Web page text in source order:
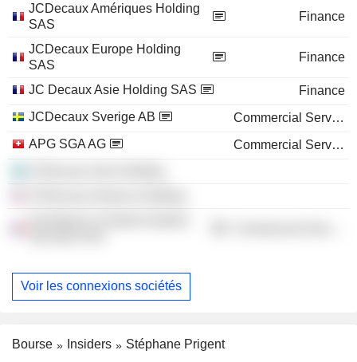
JCDecaux Amériques Holding
SAS
Finance
JCDecaux Europe Holding
SAS
Finance
JC Decaux Asie Holding SAS
Finance
JCDecaux Sverige AB
Commercial Services
APG SGA AG
Commercial Services
Voir les connexions sociétés
Bourse Insiders Stéphane Prigent